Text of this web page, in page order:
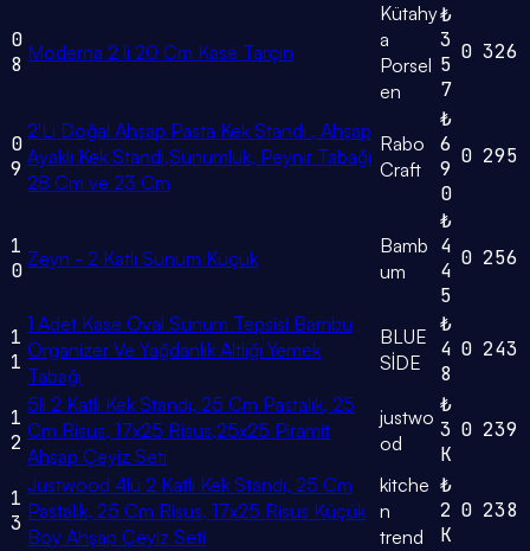
0
8 Moderna 2 li 20 Cm Kase Tarçın
Kütahy
a
Porsel
en
₺
3
5
7
0 326
0
9
2'Li Doğal Ahşap Pasta Kek Standı , Ahşap
Ayaklı Kek Standı,Sunumluk, Peynir Tabağı
28 Cm ve 23 Cm
Rabo
Craft
₺
6
9
0
0 295
1
0 Zeyn - 2 Katlı Sunum Küçük
Bamb
um
₺
4
4
5
0 256
1
1
1 Adet Kase Oval Sunum Tepsisi Bambu
Organizer Ve Yağdanlık Altlığı Yemek
Tabağı
BLUE
SİDE
₺
4
8
0 243
1
2
5li 2 Katlı Kek Standı, 25 Cm Pastalık, 25
Cm Risus, 17x25 Risus,25x25 Piramit
Ahşap Çeyiz Seti
justwo
od
₺
3
K
0 239
1
3
Justwood 4lü 2 Katlı Kek Standı, 25 Cm
Pastalık, 25 Cm Risus, 17x25 Risus Küçük
Boy Ahşap Çeyiz Seti
kitche
n
trend
₺
2
K
0 238